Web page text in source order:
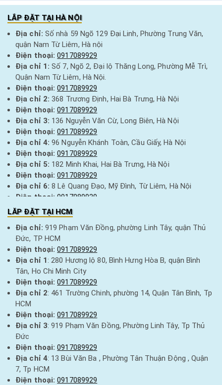
LẮP ĐẶT TẠI HÀ NỘI
Địa chỉ: Số nhà 59 Ngõ 129 Đại Linh, Phường Trung Văn,
quận Nam Từ Liêm, Hà nội
Điện thoại: 0917089929
Địa chỉ 1: Số 7, Ngõ 2, Đại lộ Thăng Long, Phường Mễ Trì,
Quận Nam Từ Liêm, Hà Nội.
Điện thoại: 0917089929
Địa chỉ 2: 368 Trương Định, Hai Bà Trưng, Hà Nội
Điện thoại: 0917089929
Địa chỉ 3: 136 Nguyễn Văn Cừ, Long Biên, Hà Nội
Điện thoại: 0917089929
Địa chỉ 4: 96 Nguyễn Khánh Toàn, Cầu Giấy, Hà Nội
Điện thoại: 0917089929
Địa chỉ 5: 182 Minh Khai, Hai Bà Trưng, Hà Nội
Điện thoại: 0917089929
Địa chỉ 6: 8 Lê Quang Đạo, Mỹ Đình, Từ Liêm, Hà Nội
Điện thoại: 0917089929
Địa chỉ 7:376 Quang Trung, Hà Đông, Hà Nội
Điện thoại: 0917089929
Địa chỉ 8: 15 Hàng Điếu, Hoàn Kiếm, Hà Nội
Điện thoại: 0917089929
Địa chỉ 9:256 Thái Thịnh, Đống Đa, Hà Nội
Điện thoại: 0917089929
Địa chỉ 10: 92 Nguyễn Trãi, Thanh Xuân, Hà Nội
Điện thoại: 0917089929
Địa chỉ 11:85 Nguyễn Bình Khiêm, Ngô Quyền, Hải Phòng
Điện thoại:
Địa chỉ 12:105 Nguyễn Viết Xuân, thành phố Ninh Bình
Điện thoại: 0917089929
Địa chỉ 13:
Điện thoại: 0917089929
Địa chỉ 14:36 Ngọc Huệ, thị xã Bỉm Sơn, Thanh Hoá
Điện thoại:
LĂP ĐẶT TẠI HCM
Địa chỉ: 919 Phạm Văn Đồng, phường Linh Tây, quận Thủ
Đức, TP HCM
Điện thoại: 0917089929
Địa chỉ 1: 280 Hương lộ 80, Bình Hưng Hòa B, quận Bình
Tân, Ho Chi Minh City
Điện thoại: 0917089929
Địa chỉ 2: 461 Trường Chinh, phường 14, Quận Tân Bình, Tp
HCM
Điện thoại: 0917089929
Địa chỉ 3: 919 Phạm Văn Đồng, Phường Linh Tây, Tp Thủ
Đức
Điện thoại: 0917089929
Địa chỉ 4: 13 Bùi Văn Ba , Phường Tân Thuận Động , Quận
7, Tp HCM
Điện thoại: 0917089929